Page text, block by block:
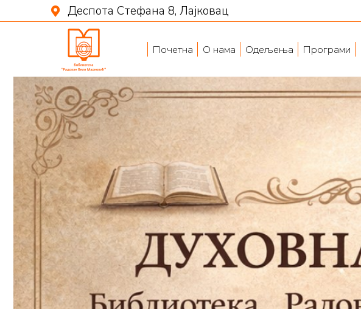
Деспота Стефана 8, Лајковац
Почетна О нама Одељења Програми